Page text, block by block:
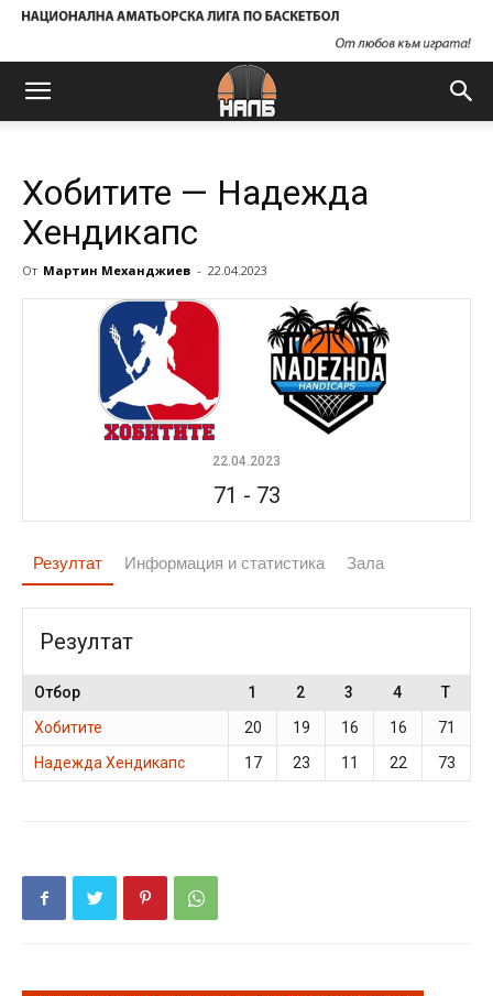
Хобитите — Надежда
Хендикапс
От Мартин Механджиев - 22.04.2023
22.04.2023
71 - 73
Резултат Информация и статистика Зала
Резултат
Отбор 1 2 3 4
T
Хобитите
20 19 16 16
71
Надежда Хендикапс
17 23 11 22 73